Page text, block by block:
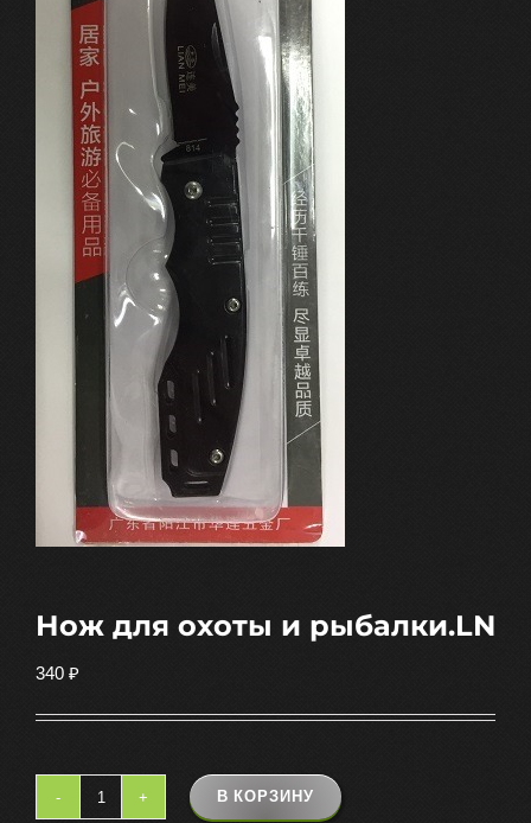
Нож для охоты и рыбалки.LN
340 ₽
Количество
В КОРЗИНУ